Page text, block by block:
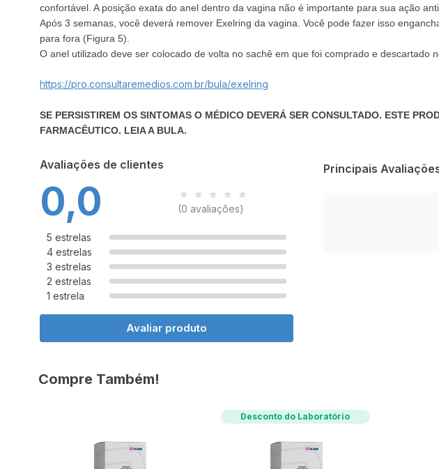
confortável. A posição exata do anel dentro da vagina não é importante para sua ação
Após 3 semanas, você deverá remover Exelring da vagina. Você pode fazer isso
para fora (Figura 5).
O anel utilizado deve ser colocado de volta no sachê em que foi comprado e descartado
https://pro.consultaremedios.com.br/bula/exelring
SE PERSISTIREM OS SINTOMAS O MÉDICO DEVERÁ SER CONSULTADO. ESTE
FARMACÊUTICO. LEIA A BULA.
Avaliações de clientes
0,0 (0 avaliações)
5 estrelas
4 estrelas
3 estrelas
2 estrelas
1 estrela
Avaliar produto
Principais
Compre Também!
Desconto do Laboratório